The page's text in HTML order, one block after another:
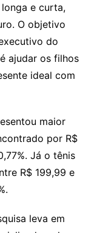
e curta,
O objetivo
do
ajudar os filhos
ideal com
maior
por R$
Já o tênis
R$ 199,99 e
leva em